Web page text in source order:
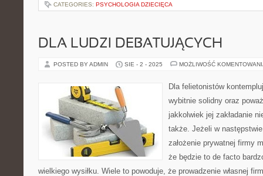
CATEGORIES: PSYCHOLOGIA DZIECIĘCA
DLA LUDZI DEBATUJĄCYCH
POSTED BY ADMIN SIE - 2 - 2025 MOŻLIWOŚĆ
Dla felietonistów
wybitnie solidny oraz
jakkolwiek jej zakładanie
także. Jeżeli w
założenie prywatnej firmy
że będzie to de facto
wielkiego wysiłku. Wiele to powoduje, że prowadzenie własnej